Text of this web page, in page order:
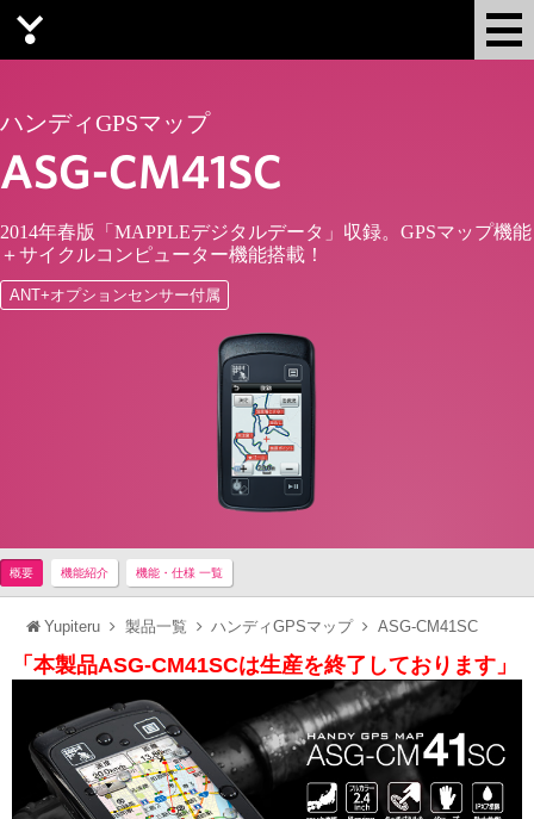
ハンディGPSマップ
ASG-CM41SC
2014年春版「MAPPLEデジタルデータ」収録。GPSマップ機能
＋サイクルコンピューター機能搭載！
ANT+オプションセンサー付属
概要 機能紹介 機能・仕様 一覧
Yupiteru 製品一覧 ハンディGPSマップ ASG-CM41SC
「本製品ASG-CM41SCは生産を終了しております」